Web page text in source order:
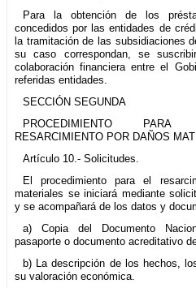
Para la obtención de los
concedidos por las entidades de
la tramitación de las subsidiaciones
su caso correspondan, se
colaboración financiera entre el
referidas entidades.
SECCIÓN SEGUNDA
PROCEDIMIENTO
RESARCIMIENTO POR DAÑOS
Artículo 10.- Solicitudes.
El procedimiento para el
materiales se iniciará mediante
y se acompañará de los datos y
a) Copia del Documento
pasaporte o documento acreditativo
b) La descripción de los hechos,
su valoración económica.